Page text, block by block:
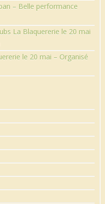
– Belle performance
La Blaquererie le 20 mai
le 20 mai – Organisé